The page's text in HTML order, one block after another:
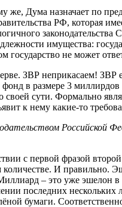
Дума назначает по
РФ, которая
имущества:
не может
ЗВР неприкасаем! ЗВР
в размере 3
сути. Формально
к нему какие-то
Российской
с первой фразой
И
– это уже эшелон в
последних нескольких
бумаги.